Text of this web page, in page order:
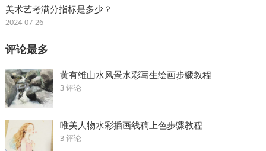
美术艺考满分指标是多少？
2024-07-26
评论最多
黄有维山水风景水彩写生绘画步骤教程
3 评论
唯美人物水彩插画线稿上色步骤教程
3 评论